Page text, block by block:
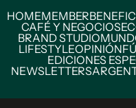
HOMEMEMBER
CAFÉ Y NEGOCIOS
BRAND STUDIO
LIFESTYLEOPINIÓN
EDICIONES
NEWSLETTERS